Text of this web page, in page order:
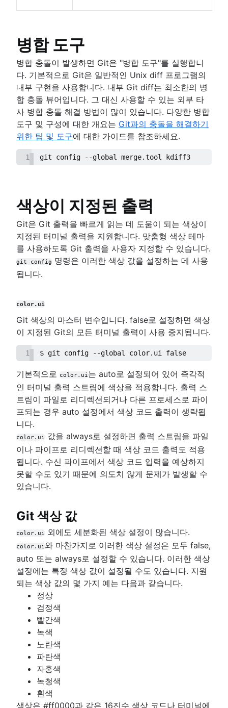
병합 도구
병합 충돌이 발생하면 Git은 "병합 도구"를 실행합니
다. 기본적으로 Git은 일반적인 Unix diff 프로그램의
내부 구현을 사용합니다. 내부 Git diff는 최소한의 병
합 충돌 뷰어입니다. 그 대신 사용할 수 있는 외부 타
사 병합 충돌 해결 방법이 많이 있습니다. 다양한 병합
도구 및 구성에 대한 개요는 Git과의 충돌을 해결하기
위한 팁 및 도구에 대한 가이드를 참조하세요.
1 git config --global merge.tool kdiff3
색상이 지정된 출력
Git은 Git 출력을 빠르게 읽는 데 도움이 되는 색상이
지정된 터미널 출력을 지원합니다. 맞춤형 색상 테마
를 사용하도록 Git 출력을 사용자 지정할 수 있습니다.
git config 명령은 이러한 색상 값을 설정하는 데 사용
됩니다.
color.ui
Git 색상의 마스터 변수입니다. false로 설정하면 색상
이 지정된 Git의 모든 터미널 출력이 사용 중지됩니다.
1 $ git config --global color.ui false
기본적으로 color.ui 는 auto로 설정되어 있어 즉각적
인 터미널 출력 스트림에 색상을 적용합니다. 출력 스
트림이 파일로 리디렉션되거나 다른 프로세스로 파이
프되는 경우 auto 설정에서 색상 코드 출력이 생략됩
니다.
color.ui
값을 always로 설정하면 출력 스트림을 파일
이나 파이프로 리디렉션할 때 색상 코드 출력도 적용
됩니다. 수신 파이프에서 색상 코드 입력을 예상하지
못할 수도 있기 때문에 의도치 않게 문제가 발생할 수
있습니다.
Git 색상 값
color.ui 외에도 세분화된 색상 설정이 많습니다.
color.ui 와 마찬가지로 이러한 색상 설정은 모두 false,
auto 또는 always로 설정할 수 있습니다. 이러한 색상
설정에는 특정 색상 값이 설정될 수도 있습니다. 지원
되는 색상 값의 몇 가지 예는 다음과 같습니다.
정상
검정색
빨간색
녹색
노란색
파란색
자홍색
녹청색
흰색
색상은 #ff0000과 같은 16진수 색상 코드나 터미널에